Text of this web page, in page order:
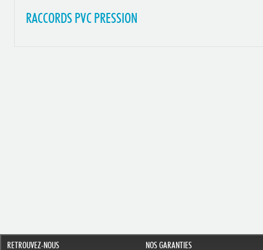
RACCORDS PVC PRESSION
RETROUVEZ-NOUS NOS GARANTIES